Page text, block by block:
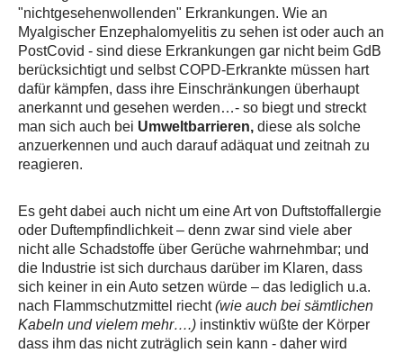
"nichtgesehenwollenden" Erkrankungen. Wie an
Myalgischer Enzephalomyelitis zu sehen ist oder auch an
PostCovid - sind diese Erkrankungen gar nicht beim GdB
berücksichtigt und selbst COPD-Erkrankte müssen hart
dafür kämpfen, dass ihre Einschränkungen überhaupt
anerkannt und gesehen werden…- so biegt und streckt
man sich auch bei Umweltbarrieren, diese als solche
anzuerkennen und auch darauf adäquat und zeitnah zu
reagieren.
Es geht dabei auch nicht um eine Art von Duftstoffallergie
oder Duftempfindlichkeit – denn zwar sind viele aber
nicht alle Schadstoffe über Gerüche wahrnehmbar; und
die Industrie ist sich durchaus darüber im Klaren, dass
sich keiner in ein Auto setzen würde – das lediglich u.a.
nach Flammschutzmittel riecht(wie auch bei sämtlichen
Kabeln und vielem mehr….) instinktiv wüßte der Körper
dass ihm das nicht zuträglich sein kann - daher wird